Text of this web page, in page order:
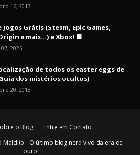
16, 2013
Jogos Grátis (Steam, Epic Games,
e mais...) e Xbox! 🟩
2026
de todos os easter eggs de
dos mistérios ocultos)
20, 2013
o Blog
Entre em Contato
Maldito - O último blog nerd vivo da era de
ouro!